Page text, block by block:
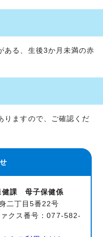
ある、生後3か月未満の赤
りますので、ご確認くだ
課 母子保健係
二丁目5番22号
クス番号：077-582-